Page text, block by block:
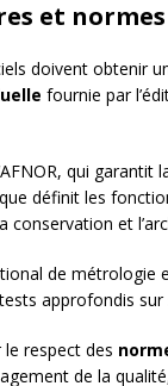
et
doivent obtenir
fournie par
qui
définit les
conservation et
de métrologie
approfondis
respect des
de la